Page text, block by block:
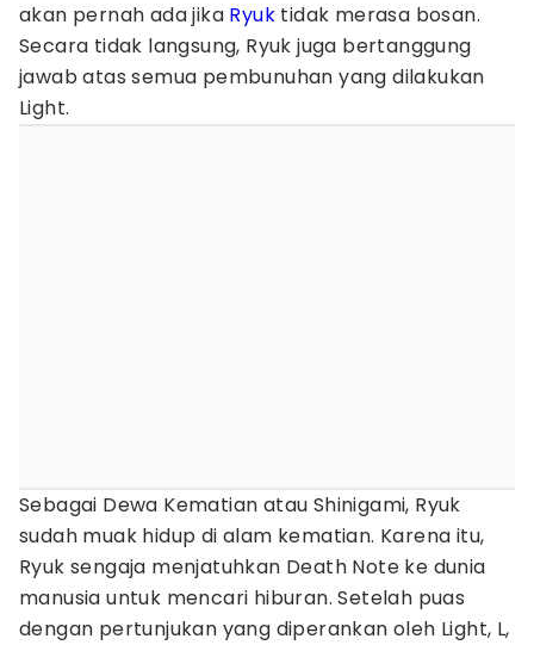
akan pernah ada jika Ryuk tidak merasa bosan.
Secara tidak langsung, Ryuk juga bertanggung
jawab atas semua pembunuhan yang dilakukan
Light.
Sebagai Dewa Kematian atau Shinigami, Ryuk
sudah muak hidup di alam kematian. Karena itu,
Ryuk sengaja menjatuhkan Death Note ke dunia
manusia untuk mencari hiburan. Setelah puas
dengan pertunjukan yang diperankan oleh Light, L,